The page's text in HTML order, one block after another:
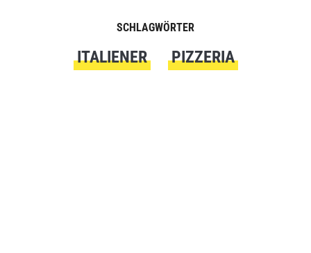
SCHLAGWÖRTER
ITALIENER PIZZERIA